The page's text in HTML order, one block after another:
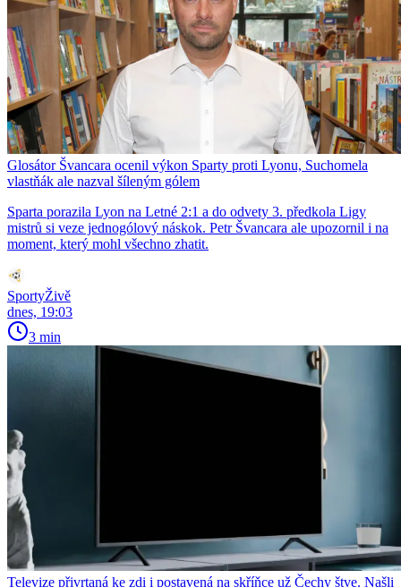
Glosátor Švancara ocenil výkon Sparty proti Lyonu, Suchomela
vlastňák ale nazval šíleným gólem
Sparta porazila Lyon na Letné 2:1 a do odvety 3. předkola Ligy
mistrů si veze jednogólový náskok. Petr Švancara ale upozornil i na
moment, který mohl všechno zhatit.
SportyŽivě
dnes, 19:03
3 min
Televize přivrtaná ke zdi i postavená na skříňce už Čechy štve. Našli